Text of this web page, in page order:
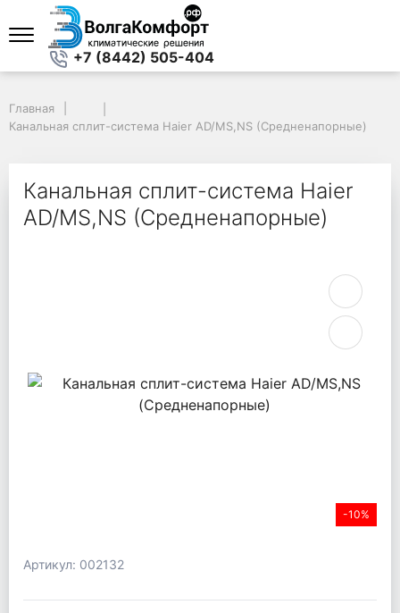
+7 (8442) 505-404
Канальная сплит-система Haier AD/MS,NS (Средненапорные)
Главная
Канальная сплит-система Haier AD/MS,NS (Средненапорные)
Канальная сплит-система Haier
AD/MS,NS (Средненапорные)
-10%
Артикул: 002132